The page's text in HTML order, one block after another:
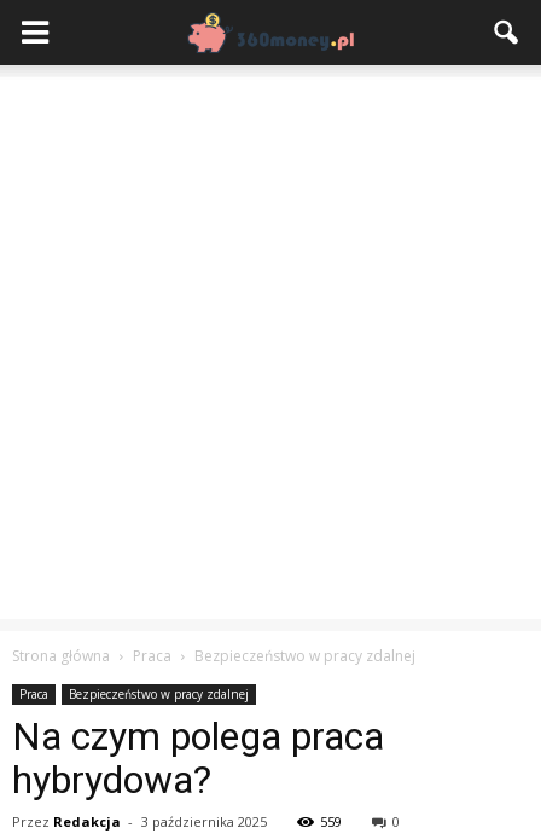
Strona główna Praca Bezpieczeństwo w pracy zdalnej
Praca Bezpieczeństwo w pracy zdalnej
Na czym polega praca
hybrydowa?
Przez Redakcja - 3 października 2025 559 0